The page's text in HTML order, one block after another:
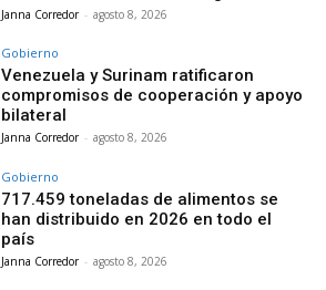
Janna Corredor - agosto 8, 2026
Gobierno
Venezuela y Surinam ratificaron
compromisos de cooperación y apoyo
bilateral
Janna Corredor - agosto 8, 2026
Gobierno
717.459 toneladas de alimentos se
han distribuido en 2026 en todo el
país
Janna Corredor - agosto 8, 2026